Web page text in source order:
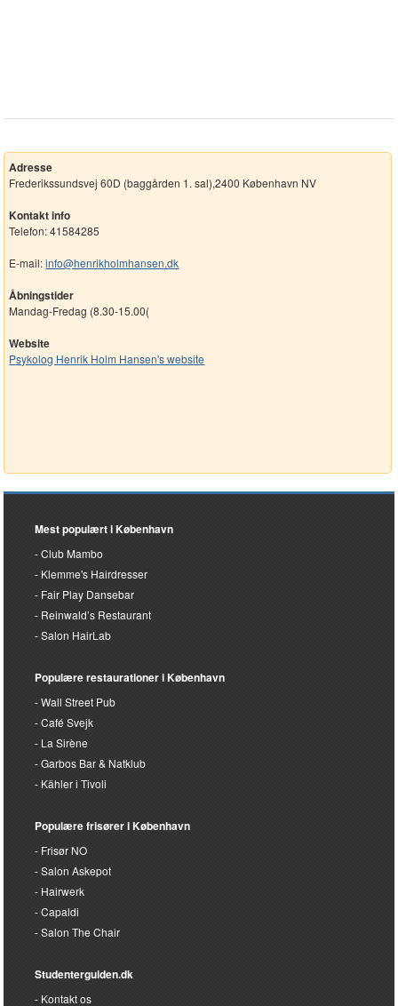
Adresse
Frederikssundsvej 60D (baggården 1. sal),2400 København NV
Kontakt info
Telefon: 41584285
E-mail:info@henrikholmhansen.dk
Åbningstider
Mandag-Fredag (8.30-15.00(
Website
Psykolog Henrik Holm Hansen's website
Mest populært i København
Club Mambo
Klemme's Hairdresser
Fair Play Dansebar
Reinwald’s Restaurant
Salon HairLab
Populære restaurationer i København
Wall Street Pub
Café Svejk
La Sirène
Garbos Bar & Natklub
Kähler i Tivoli
Populære frisører i København
Frisør NO
Salon Askepot
Hairwerk
Capaldi
Salon The Chair
Studenterguiden.dk
Kontakt os